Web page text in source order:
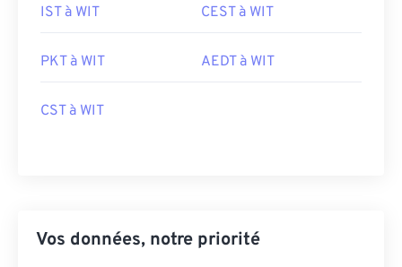
IST à WIT CEST à WIT
PKT à WIT AEDT à WIT
CST à WIT
Vos données, notre priorité